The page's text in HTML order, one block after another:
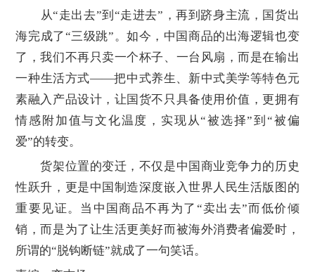
从“走出去”到“走进去”，再到跻身主流，国货出
海完成了“三级跳”。如今，中国商品的出海逻辑也变
了，我们不再只卖一个杯子、一台风扇，而是在输出
一种生活方式——把中式养生、新中式美学等特色元
素融入产品设计，让国货不只具备使用价值，更拥有
情感附加值与文化温度，实现从“被选择”到“被偏
爱”的转变。
货架位置的变迁，不仅是中国商业竞争力的历史
性跃升，更是中国制造深度嵌入世界人民生活版图的
重要见证。当中国商品不再为了“卖出去”而低价倾
销，而是为了让生活更美好而被海外消费者偏爱时，
所谓的“脱钩断链”就成了一句笑话。